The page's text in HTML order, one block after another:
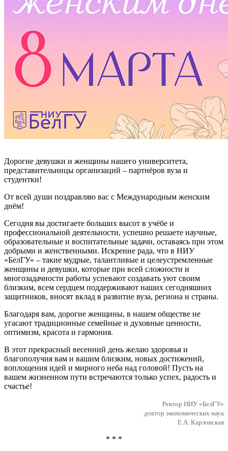
Дорогие девушки и женщины нашего университета,
представительницы организаций – партнёров вуза и
студентки!
От всей души поздравляю вас с Международным женским
днём!
Сегодня вы достигаете больших высот в учёбе и
профессиональной деятельности, успешно решаете научные,
образовательные и воспитательные задачи, оставаясь при этом
добрыми и женственными. Искренне рада, что в НИУ
«БелГУ» – такие мудрые, талантливые и целеустремленные
женщины и девушки, которые при всей сложности и
многозадачности работы успевают создавать уют своим
близким, всем сердцем поддерживают наших сегодняшних
защитников, вносят вклад в развитие вуза, региона и страны.
Благодаря вам, дорогие женщины, в нашем обществе не
угасают традиционные семейные и духовные ценности,
оптимизм, красота и гармония.
В этот прекрасный весенний день желаю здоровья и
благополучия вам и вашим близким, новых достижений,
воплощения идей и мирного неба над головой! Пусть на
вашем жизненном пути встречаются только успех, радость и
счастье!
Ректор НИУ «БелГУ»
доктор экономических наук
Е.А. Карловская
* * *